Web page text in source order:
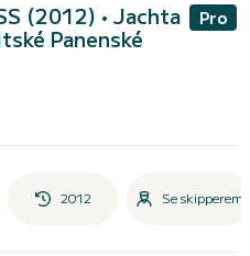
(2012) • Jachta
Panenské
Pro
2012 Se skipperem